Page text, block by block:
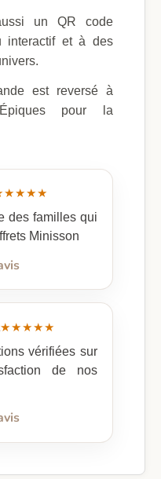
un QR code
interactif et à des
est reversé à
Épiques pour la
des familles qui
Minisson
★★★★★
vérifiées sur
de nos